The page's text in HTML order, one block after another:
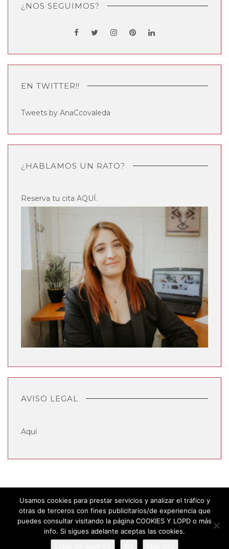
¿NOS SEGUIMOS?
EN TWITTER!!
Tweets by AnaCcovaleda
¿HABLAMOS UN RATO?
Reserva tu cita AQUÍ .
AVISO LEGAL
Aquí
Usamos cookies para prestar servicios y analizar el tráfico y
otras de terceros con fines publicitarios/de experiencia que
puedes consultar visitando la página COOKIES Y LOPD o más
info. Si sigues adelante aceptas las cookies.